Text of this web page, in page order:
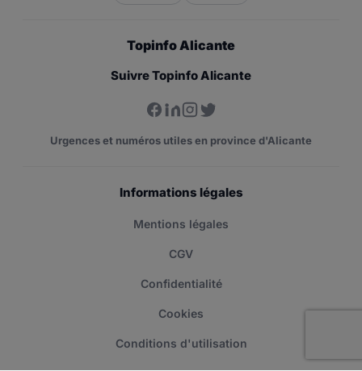
Topinfo Alicante
Suivre Topinfo Alicante
Urgences et numéros utiles en province d'Alicante
Informations légales
Mentions légales
CGV
Confidentialité
Cookies
Conditions d'utilisation